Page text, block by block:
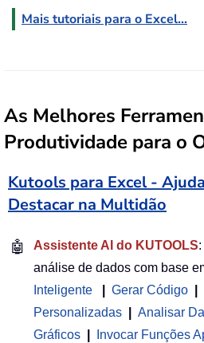
Mais tutoriais para o Excel...
As Melhores
Produtividade para o
Kutools para Excel -
Destacar na Multidão
🤖 Assistente AI do KUTOOLS
análise de dados com base
Inteligente
Gerar Código
Personalizadas
Analisar
Gráficos
Invocar Funções